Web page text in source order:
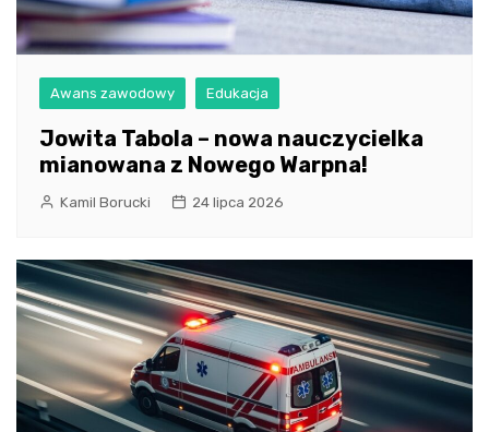
Awans zawodowy Edukacja
Jowita Tabola – nowa nauczycielka
mianowana z Nowego Warpna!
Kamil Borucki 24 lipca 2026